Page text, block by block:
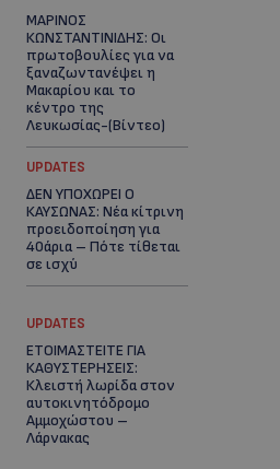
ΜΑΡΙΝΟΣ
ΚΩΝΣΤΑΝΤΙΝΙΔΗΣ: Οι
πρωτοβουλίες για να
ξαναζωντανέψει η
Μακαρίου και το
κέντρο της
Λευκωσίας-(Βίντεο)
UPDATES
ΔΕΝ ΥΠΟΧΩΡΕΙ Ο
ΚΑΥΣΩΝΑΣ: Νέα κίτρινη
προειδοποίηση για
40άρια – Πότε τίθεται
σε ισχύ
UPDATES
ΕΤΟΙΜΑΣΤΕΙΤΕ ΓΙΑ
ΚΑΘΥΣΤΕΡΗΣΕΙΣ:
Κλειστή λωρίδα στον
αυτοκινητόδρομο
Αμμοχώστου –
Λάρνακας